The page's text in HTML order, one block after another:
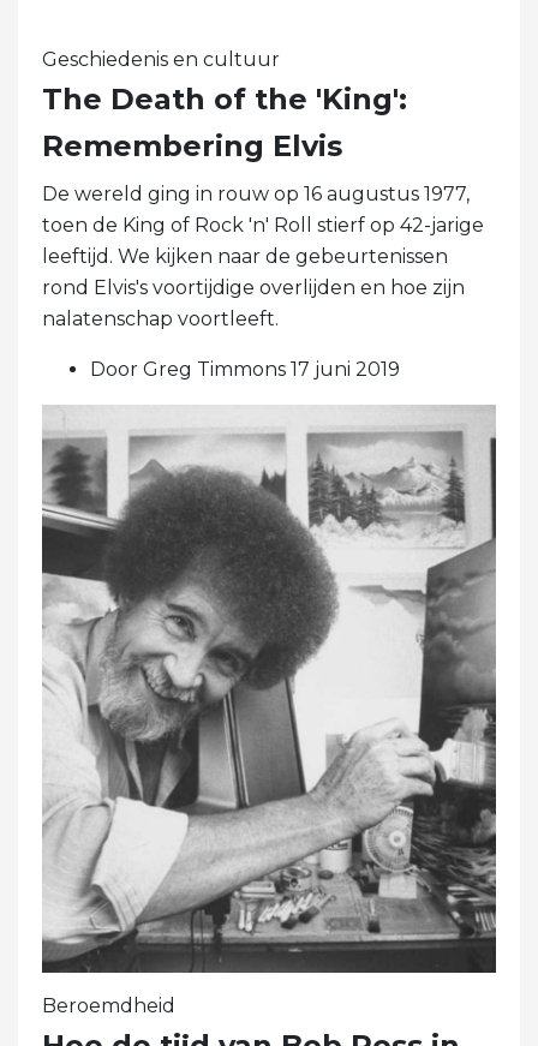
The Death of the 'King':
Remembering Elvis
De wereld ging in rouw op 16 augustus 1977,
leeftijd. We kijken naar de gebeurtenissen
rond Elvis's voortijdige overlijden en hoe zijn
nalatenschap voortleeft.
Door Greg Timmons 17 juni 2019